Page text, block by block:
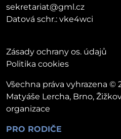
sekretariat@gml.cz
Datová schr.: vke4wci
PRO RODIČE
Zásady ochrany os. údajů
Politika cookies
Všechna práva vyhrazena ©
Matyáše Lercha, Brno,
organizace